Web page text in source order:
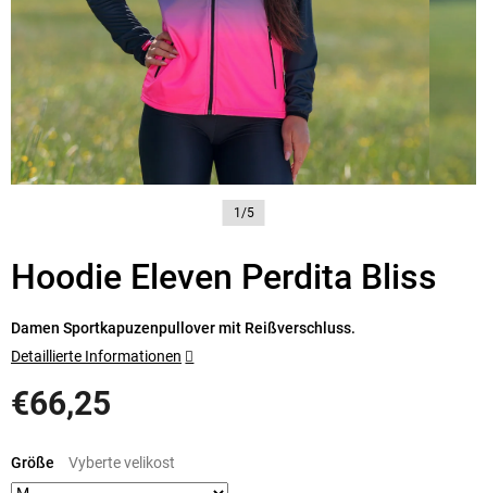
1/5
Hoodie Eleven Perdita Bliss
€66,25
Größe
Damen Sportkapuzenpullover mit Reißverschluss.
Detaillierte Informationen